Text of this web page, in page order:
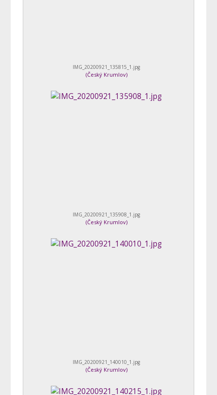
IMG_20200921_135815_1.jpg
(Český Krumlov)
IMG_20200921_135908_1.jpg
(Český Krumlov)
IMG_20200921_140010_1.jpg
(Český Krumlov)